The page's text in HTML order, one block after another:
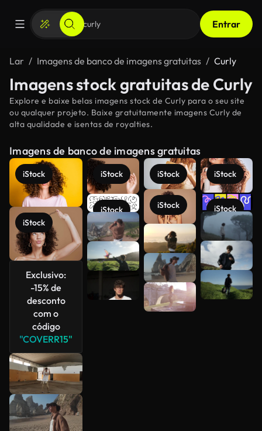
Entrar
Lar Imagens de banco de imagens gratuitas Curly
Imagens stock gratuitas de Curly
Explore e baixe belas imagens stock de Curly para o seu site
ou qualquer projeto. Baixe gratuitamente imagens Curly de
alta qualidade e isentas de royalties.
Imagens de banco de imagens gratuitas
iStock
iStock
Exclusivo:
-15% de
desconto
com o
código
"COVERR15"
iStock
iStock
iStock
iStock
iStock
iStock
Veja mais